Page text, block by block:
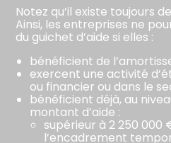
Notez qu’il existe toujours
Ainsi, les entreprises ne
du guichet d’aide si elles :
bénéficient de
exercent une activité
ou financier ou dans le
bénéficient déjà, au
montant d’aide :
supérieur à 2 250 000
l’encadrement